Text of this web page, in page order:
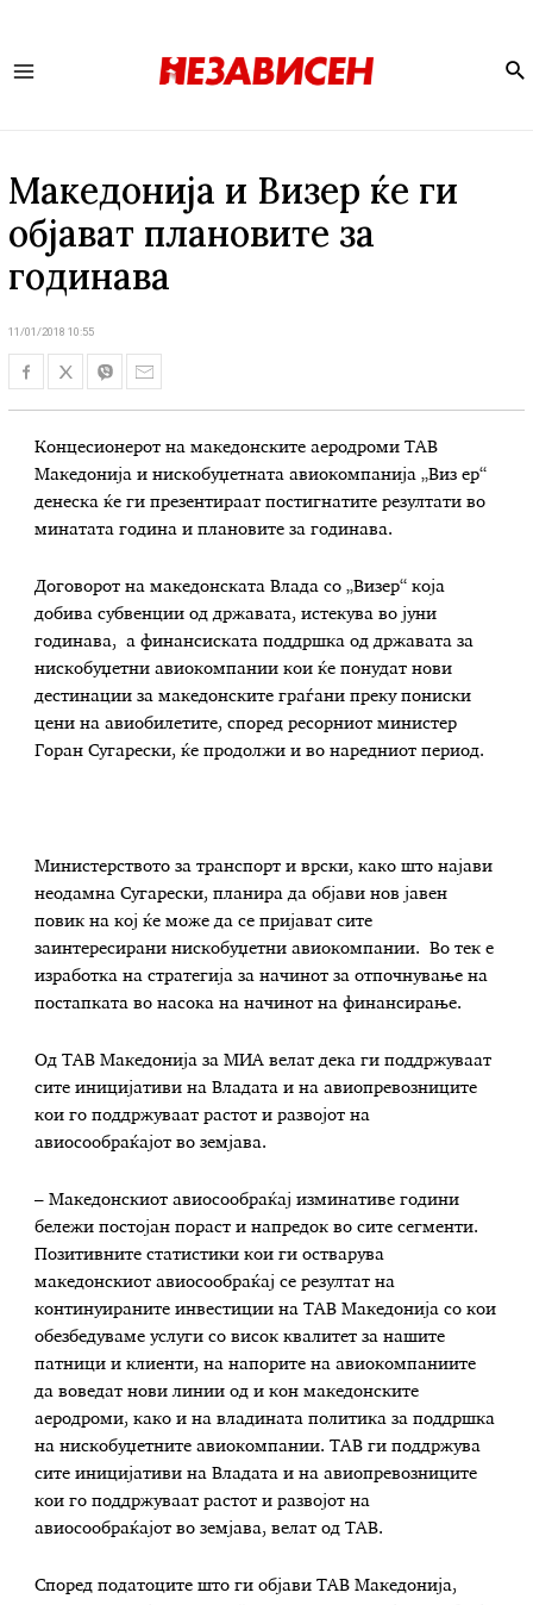
Македонија и Визер ќе ги
објават плановите за
годинава
11/01/2018 10:55
Концесионерот на македонските аеродроми ТАВ
Македонија и нискобуџетната авиокомпанија „Виз ер“
денеска ќе ги презентираат постигнатите резултати во
минатата година и плановите за годинава.
Договорот на македонската Влада со „Визер“ која
добива субвенции од државата, истекува во јуни
годинава, а финансиската поддршка од државата за
нискобуџетни авиокомпании кои ќе понудат нови
дестинации за македонските граѓани преку пониски
цени на авиобилетите, според ресорниот министер
Горан Сугарески, ќе продолжи и во наредниот период.
Министерството за транспорт и врски, како што најави
неодамна Сугарески, планира да објави нов јавен
повик на кој ќе може да се пријават сите
заинтересирани нискобуџетни авиокомпании. Во тек е
изработка на стратегија за начинот за отпочнување на
постапката во насока на начинот на финансирање.
Од ТАВ Македонија за МИА велат дека ги поддржуваат
сите иницијативи на Владата и на авиопревозниците
кои го поддржуваат растот и развојот на
авиосообраќајот во земјава.
– Македонскиот авиосообраќај изминативе години
бележи постојан пораст и напредок во сите сегменти.
Позитивните статистики кои ги остварува
македонскиот авиосообраќај се резултат на
континуираните инвестиции на ТАВ Македонија со кои
обезбедуваме услуги со висок квалитет за нашите
патници и клиенти, на напорите на авиокомпаниите
да воведат нови линии од и кон македонските
аеродроми, како и на владината политика за поддршка
на нискобуџетните авиокомпании. ТАВ ги поддржува
сите иницијативи на Владата и на авиопревозниците
кои го поддржуваат растот и развојот на
авиосообраќајот во земјава, велат од ТАВ.
Според податоците што ги објави ТАВ Македонија,